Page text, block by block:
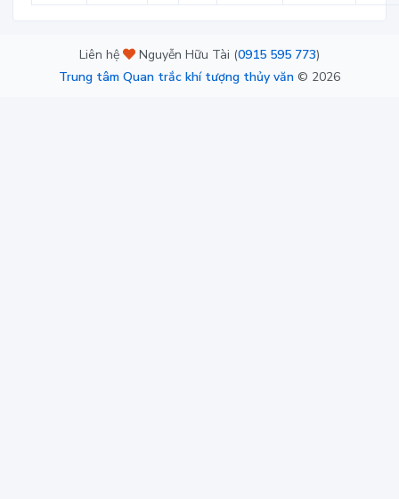
Liên hệ Nguyễn Hữu Tài (0915 595 773)
Trung tâm Quan trắc khí tượng thủy văn © 2026